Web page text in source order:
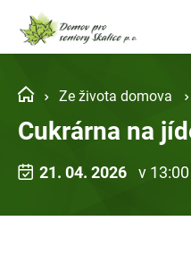
Ze života domova
Cukrárna na
21. 04. 2026 v